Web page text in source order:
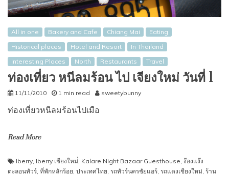
All in one Bakery and Cafe Chiang Mai
Eating
Historical places
Hotel and Resort
In Thailand
Interesting Places
North Restaurants Travel
ท่องเที่ยว หนีลมร้อน ไป เจียงใหม่ วันที่ 1
11/11/2010 1 min read sweetybunny
ท่องเที่ยวหนีลมร้อนไปเมือ
Read More
Iberry, Iberry เชียงใหม่่, Kalare Night Bazaar Guesthouse, ง๊องแง๊ง
ตะลอนทัวร์, ที่พักหลักร้อย, ประเทศไทย, รถทัวร์นครชัยแอร์, รถแดงเชียงใหม่, ร้าน